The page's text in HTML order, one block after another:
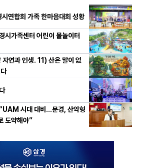
연합회 가족 한마음대회 성황
시가족센터 어린이 물놀이터
연과 인생. 11) 산은 말이 없
시대 대비…문경, 산악형
도약해야”